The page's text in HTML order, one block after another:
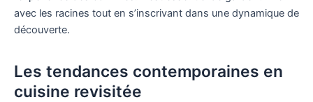
avec les racines tout en s’inscrivant dans une dynamique de
découverte.
Les tendances contemporaines en
cuisine revisitée